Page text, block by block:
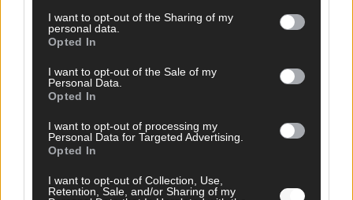
I want to opt-out of the Sharing of my
personal data.
Opted In
I want to opt-out of the Sale of my
Personal Data.
Opted In
I want to opt-out of processing my
Personal Data for Targeted Advertising.
Opted In
I want to opt-out of Collection, Use,
Retention, Sale, and/or Sharing of my
SCHNELL ZUM RESSORT
Wirtschaft
Wissen
Kommentar
Eurovision